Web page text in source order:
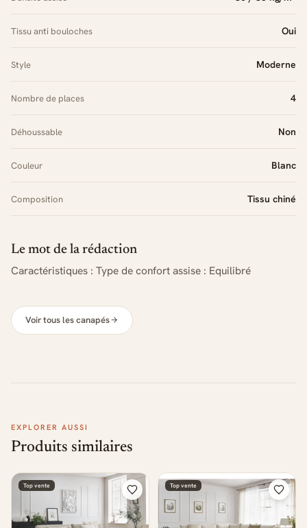
Tissu anti bouloches Oui
Style Moderne
Nombre de places 4
Déhoussable Non
Couleur Blanc
Composition Tissu chiné
Le mot de la rédaction
Caractéristiques : Type de confort assise : Equilibré
Voir tous les canapés
EXPLORER AUSSI
Produits similaires
Top vente Top vente